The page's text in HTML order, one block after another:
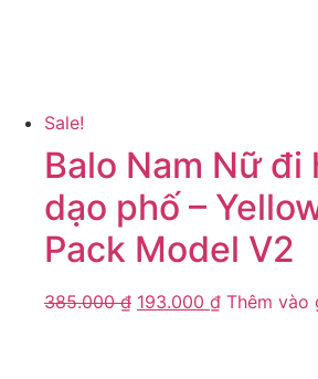
Sale!
Balo Nam Nữ đi
dạo phố –
Pack Model V2
385.000₫ 193.000 ₫ Thêm vào